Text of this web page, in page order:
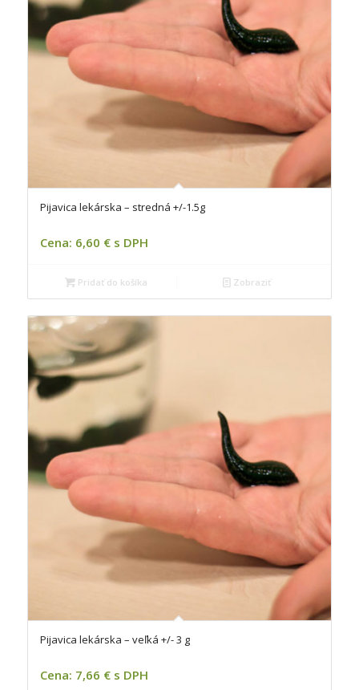
Pijavica lekárska – stredná +/-1.5g
Cena: 6,60 € s DPH
Pridať do košíka Zobraziť
Pijavica lekárska – veľká +/- 3 g
Cena: 7,66 € s DPH